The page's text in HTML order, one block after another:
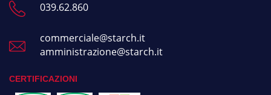
039.62.860
commerciale@starch.it
amministrazione@starch.it
CERTIFICAZIONI